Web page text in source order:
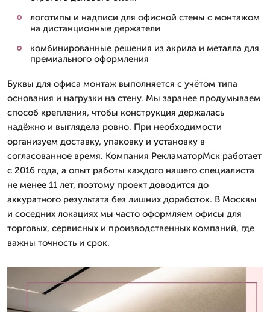
логотипы и надписи для офисной стены с монтажом
на дистанционные держатели
комбинированные решения из акрила и металла для
премиального оформления
Буквы для офиса монтаж выполняется с учётом типа
основания и нагрузки на стену. Мы заранее продумываем
способ крепления, чтобы конструкция держалась
надёжно и выглядела ровно. При необходимости
организуем доставку, упаковку и установку в
согласованное время. Компания РекламаторМск работает
с 2016 года, а опыт работы каждого нашего специалиста
не менее 11 лет, поэтому проект доводится до
аккуратного результата без лишних доработок. В Москвы
и соседних локациях мы часто оформляем офисы для
торговых, сервисных и производственных компаний, где
важны точность и срок.